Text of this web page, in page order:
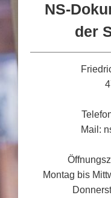
NS-
der
Mail:
Montag bis